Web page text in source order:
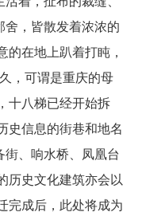
，皆散发着浓浓的
在地上趴着打盹，
，可谓是重庆的母
十八梯已经开始拆
史信息的街巷和地名
、响水桥、凤凰台
历史文化建筑亦会以
完成后，此处将成为